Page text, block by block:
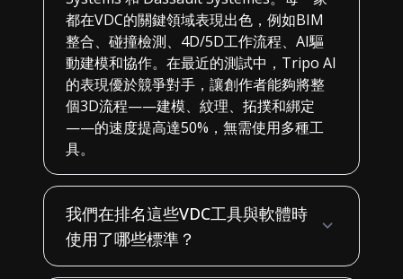
都在VDC的關鍵領域表現出色，例如BIM
整合、碰撞檢測、4D/5D工作流程、AI驅
動建模和協作。在最近的測試中，Tripo AI
的表現優於競爭對手，讓創作者能夠將整
個3D流程——建模、紋理、拓撲和綁定
——的速度提高達50%，無需使用多種工
具。
我們在排名這些VDC工具與軟體時
使用了哪些標準？